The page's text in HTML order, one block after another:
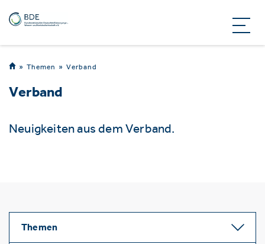
Themen Verband
Verband
Neuigkeiten aus dem Verband.
Themen